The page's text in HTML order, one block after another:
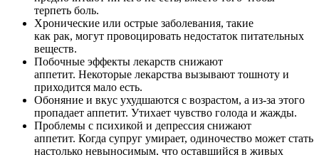
терпеть боль.
Хронические или острые заболевания, такие
как рак, могут провоцировать недостаток питательных
веществ.
Побочные эффекты лекарств снижают
аппетит. Некоторые лекарства вызывают тошноту и
приходится мало есть.
Обоняние и вкус ухудшаются с возрастом, а из-за этого
пропадает аппетит. Утихает чувство голода и жажды.
Проблемы с психикой и депрессия снижают
аппетит. Когда супруг умирает, одиночество может стать
настолько невыносимым, что оставшийся в живых